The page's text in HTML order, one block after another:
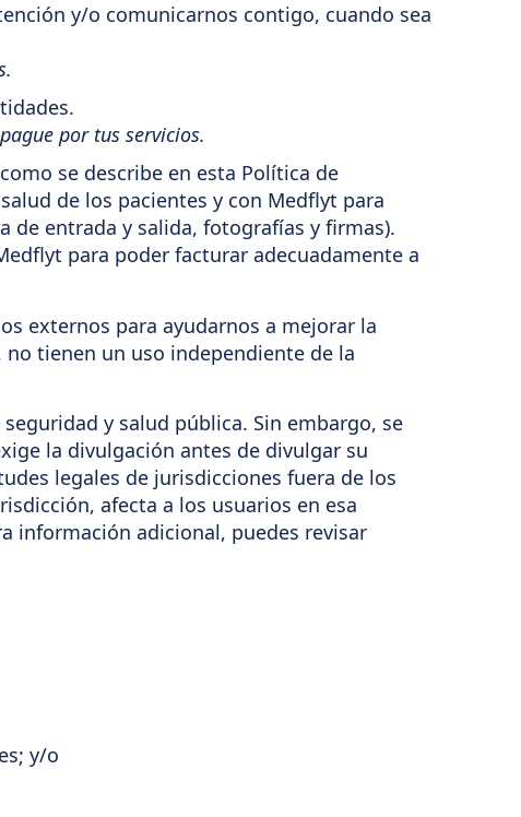
y/o comunicarnos contigo, cuando sea
por tus servicios.
se describe en esta Política de
de los pacientes y con Medflyt para
de entrada y salida, fotografías y firmas).
para poder facturar adecuadamente a
externos para ayudarnos a mejorar la
tienen un uso independiente de la
y salud pública. Sin embargo, se
la divulgación antes de divulgar su
legales de jurisdicciones fuera de los
afecta a los usuarios en esa
información adicional, puedes revisar
y/o